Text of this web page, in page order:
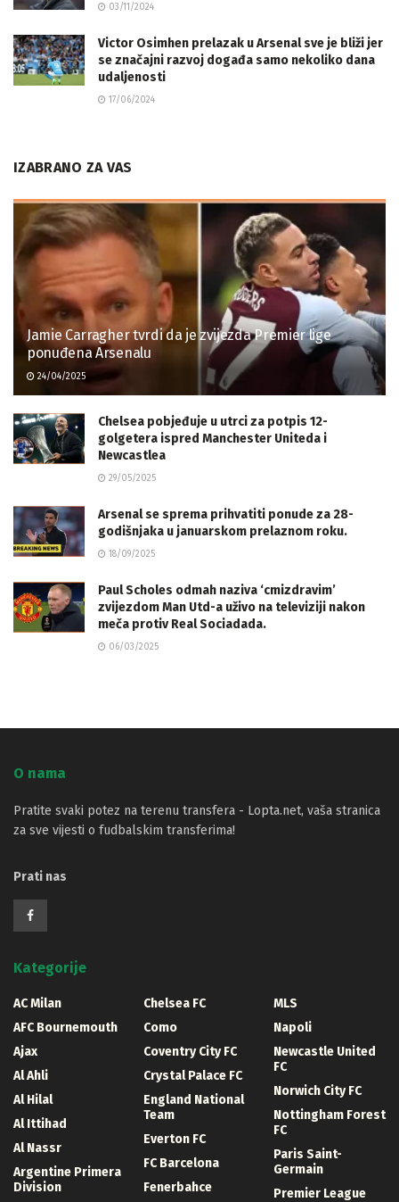
03/11/2024
Victor Osimhen prelazak u Arsenal sve je bliži jer
se značajni razvoj događa samo nekoliko dana
udaljenosti
17/06/2024
IZABRANO ZA VAS
Jamie Carragher tvrdi da je zvijezda Premier lige
ponuđena Arsenalu
24/04/2025
Chelsea pobjeđuje u utrci za potpis 12-
golgetera ispred Manchester Uniteda i
Newcastlea
29/05/2025
Arsenal se sprema prihvatiti ponude za 28-
godišnjaka u januarskom prelaznom roku.
18/09/2025
Paul Scholes odmah naziva ‘cmizdravim’
zvijezdom Man Utd-a uživo na televiziji nakon
meča protiv Real Sociadada.
06/03/2025
O nama
Pratite svaki potez na terenu transfera - Lopta.net, vaša stranica
za sve vijesti o fudbalskim transferima!
Prati nas
Kategorije
AC Milan
AFC Bournemouth
Ajax
Al Ahli
Al Hilal
Al Ittihad
Al Nassr
Argentine Primera
Division
Chelsea FC
Como
Coventry City FC
Crystal Palace FC
England National
Team
Everton FC
FC Barcelona
Fenerbahce
MLS
Napoli
Newcastle United
FC
Norwich City FC
Nottingham Forest
FC
Paris Saint-
Germain
Premier League